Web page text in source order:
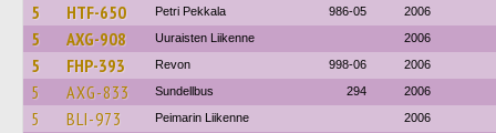
5 HTF-650 Petri Pekkala 986-05 2006
5 AXG-908 Uuraisten Liikenne 2006
5 FHP-393 Revon 998-06 2006
5 AXG-833 Sundellbus 294 2006
5 BLI-973 Peimarin Liikenne 2006